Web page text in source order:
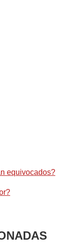
equivocados?